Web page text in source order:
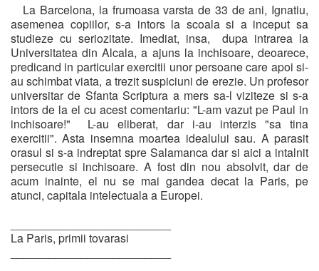
La Barcelona, la frumoasa varsta de 33 de ani, Ignatiu,
asemenea copiilor, s-a intors la scoala si a inceput sa
studieze cu seriozitate. Imediat, insa, dupa intrarea la
Universitatea din Alcala, a ajuns la inchisoare, deoarece,
predicand in particular exercitii unor persoane care apoi si-
au schimbat viata, a trezit suspiciuni de erezie. Un profesor
universitar de Sfanta Scriptura a mers sa-l viziteze si s-a
intors de la el cu acest comentariu: "L-am vazut pe Paul in
inchisoare!" L-au eliberat, dar i-au interzis "sa tina
exercitii". Asta insemna moartea idealului sau. A parasit
orasul si s-a indreptat spre Salamanca dar si aici a intalnit
persecutie si inchisoare. A fost din nou absolvit, dar de
acum inainte, el nu se mai gandea decat la Paris, pe
atunci, capitala intelectuala a Europei.
La Paris, primii tovarasi